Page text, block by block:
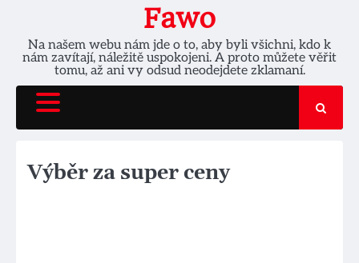
content
Fawo
Na našem webu nám jde o to, aby byli všichni, kdo k
nám zavítají, náležitě uspokojeni. A proto můžete věřit
tomu, až ani vy odsud neodejdete zklamaní.
Výběr za super ceny